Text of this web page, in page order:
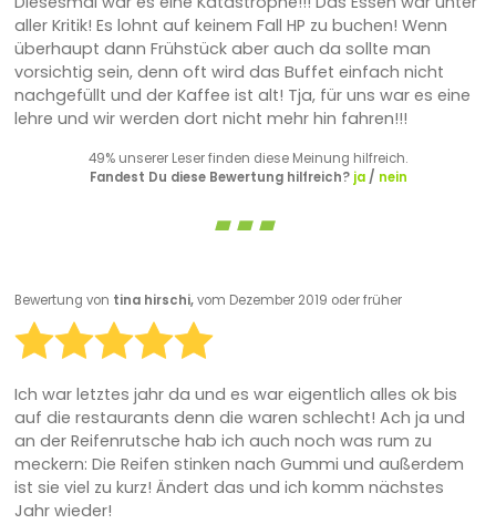
aller Kritik! Es lohnt auf keinem Fall HP zu buchen! Wenn
überhaupt dann Frühstück aber auch da sollte man
vorsichtig sein, denn oft wird das Buffet einfach nicht
nachgefüllt und der Kaffee ist alt! Tja, für uns war es eine
lehre und wir werden dort nicht mehr hin fahren!!!
49% unserer Leser finden diese Meinung hilfreich.
Fandest Du diese Bewertung hilfreich? ja/ nein
Bewertung von tina hirschi,vom Dezember 2019 oder früher
Ich war letztes jahr da und es war eigentlich alles ok bis
auf die restaurants denn die waren schlecht! Ach ja und
an der Reifenrutsche hab ich auch noch was rum zu
meckern: Die Reifen stinken nach Gummi und außerdem
ist sie viel zu kurz! Ändert das und ich komm nächstes
Jahr wieder!